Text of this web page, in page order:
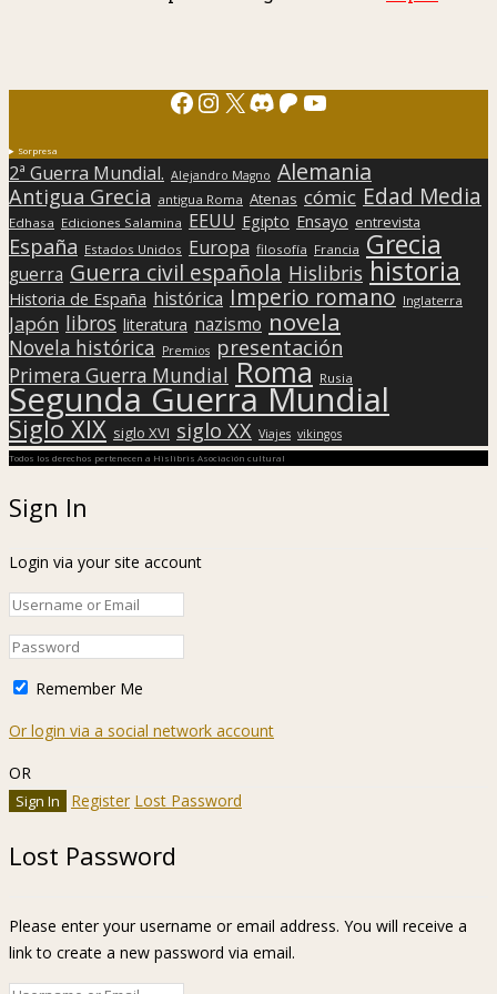
Facebook
Instagram
X Discord
Patreon
YouTube
Sorpresa
2ª Guerra Mundial. Alejandro Magno Alemania
Antigua Grecia antigua Roma Atenas cómic Edad Media
Edhasa Ediciones Salamina EEUU Egipto Ensayo entrevista
España Estados Unidos Europa filosofía Francia Grecia
guerra Guerra civil española Hislibris historia
Historia de España histórica Imperio romano Inglaterra
Japón libros literatura nazismo novela
Novela histórica Premios presentación
Primera Guerra Mundial Roma Rusia
Segunda Guerra Mundial
Siglo XIX siglo XVI siglo XX Viajes vikingos
Todos los derechos pertenecen a Hislibris Asociación cultural
Sign In
Login via your site account
Remember Me
Or login via a social network account
OR
Register Lost Password
Lost Password
Please enter your username or email address. You will receive a
link to create a new password via email.